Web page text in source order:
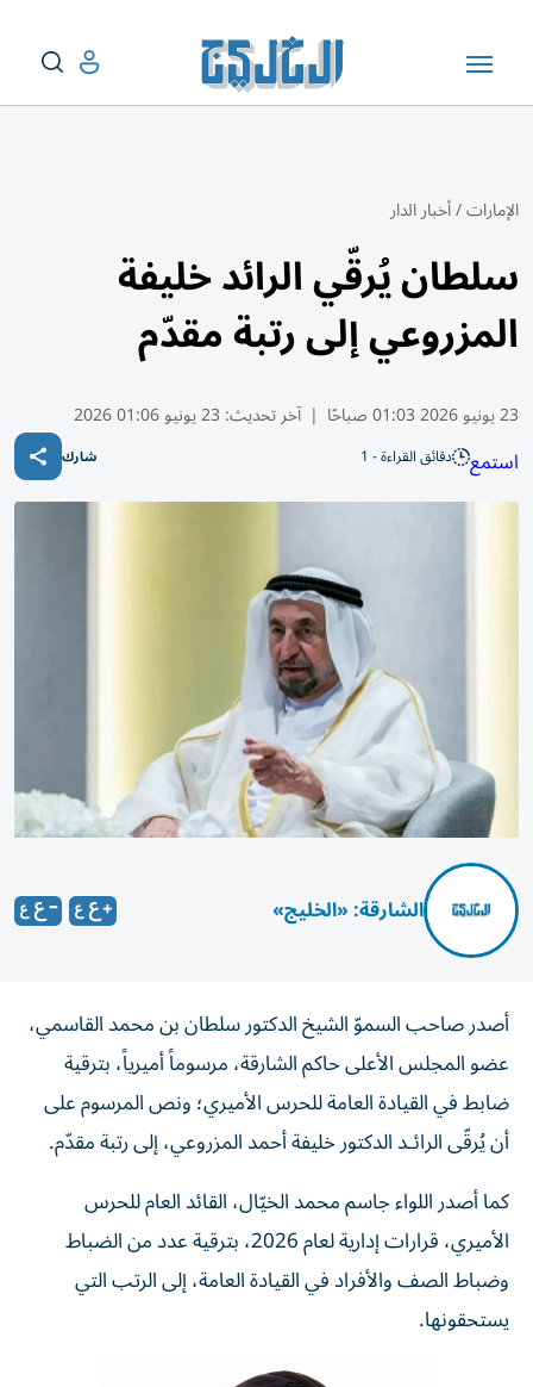
الإمارات/أخبار الدار
سلطان يُرقّي الرائد خليفة
المزروعي إلى رتبة مقدّم
23 يونيو 2026 01:03 صباحًا | آخر تحديث: 23 يونيو 01:06 2026
استمع دقائق القراءة - 1 شارك
الشارقة: «الخليج»
أصدر صاحب السموّ الشيخ الدكتور سلطان بن محمد القاسمي،
عضو المجلس الأعلى حاكم الشارقة، مرسوماً أميرياً، بترقية
ضابط في القيادة العامة للحرس الأميري؛ ونص المرسوم على
أن يُرقّى الرائـد الدكتور خليفة أحمد المزروعي، إلى رتبة مقدّم.
كما أصدر اللواء جاسم محمد الخيّال، القائد العام للحرس
الأميري، قرارات إدارية لعام 2026، بترقية عدد من الضباط
وضباط الصف والأفراد في القيادة العامة، إلى الرتب التي
يستحقونها.